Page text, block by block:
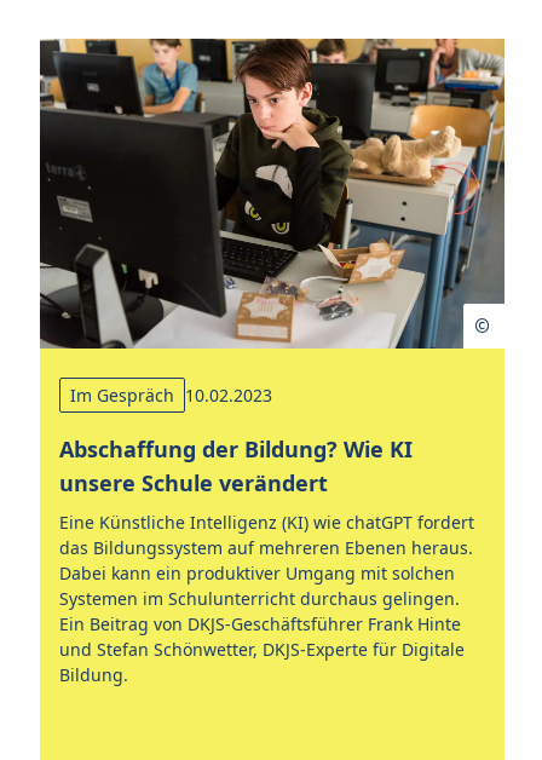
Im Gespräch 10.02.2023
Abschaffung der Bildung? Wie KI
unsere Schule verändert
Eine Künstliche Intelligenz (KI) wie chatGPT fordert
das Bildungssystem auf mehreren Ebenen heraus.
Dabei kann ein produktiver Umgang mit solchen
Systemen im Schulunterricht durchaus gelingen.
Ein Beitrag von DKJS-Geschäftsführer Frank Hinte
und Stefan Schönwetter, DKJS-Experte für Digitale
Bildung.